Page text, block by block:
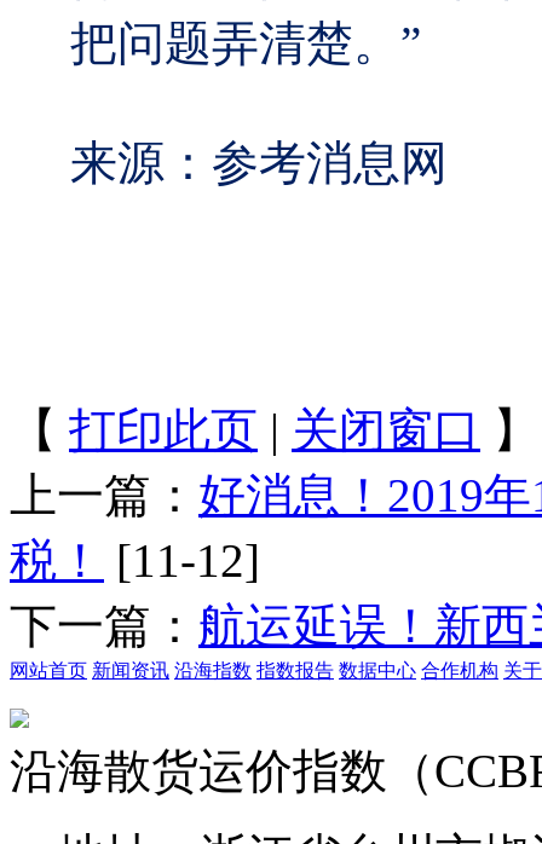
把问题弄清楚。”
来源：参考消息网
【 打印此页 | 关闭窗口 】
上一篇： 好消息！2019
税！
[11-12]
下一篇： 航运延误！新
网站首页 新闻资讯 沿海指数 指数报告 数据中心 合作机构 关
沿海散货运价指数（